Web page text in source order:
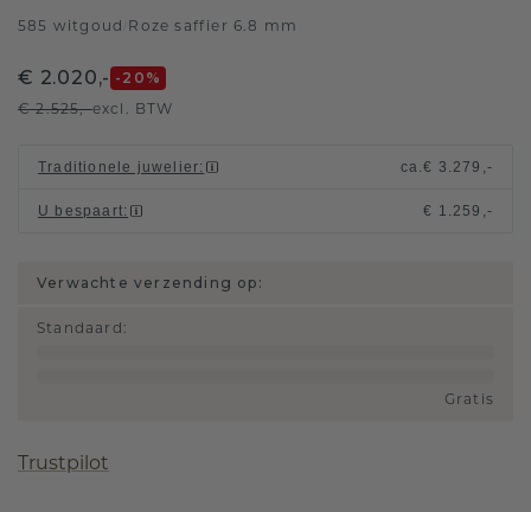
585 witgoud Roze saffier 6.8 mm
€ 2.020,- -20 %
€ 2.525,-excl. BTW
Traditionele juwelier: ca.€ 3.279,-
U bespaart: € 1.259,-
Verwachte verzending op:
Standaard :
Gratis
Trustpilot